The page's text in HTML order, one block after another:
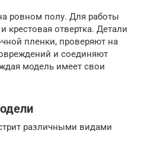
ровном полу. Для работы
крестовая отвертка. Детали
пленки, проверяют на
и соединяют
модель имеет свои
различными видами